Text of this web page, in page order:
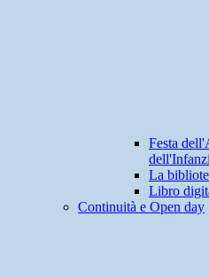
Festa
La
Libro
Continuità e Open day